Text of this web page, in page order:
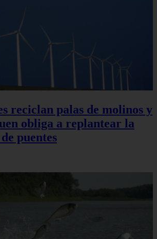
reciclan palas de molinos y
obliga a replantear la
puentes